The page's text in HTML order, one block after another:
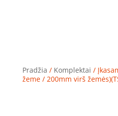
Pradžia / Komplektai /
žeme / 200mm virš